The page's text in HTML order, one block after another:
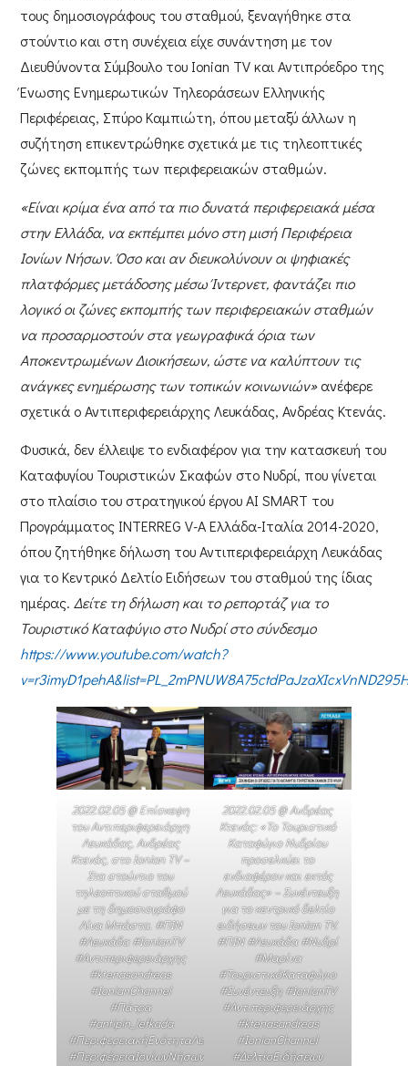
τους δημοσιογράφους του σταθμού, ξεναγήθηκε στα
στούντιο και στη συνέχεια είχε συνάντηση με τον
Διευθύνοντα Σύμβουλο του Ionian TV και Αντιπρόεδρο της
Ένωσης Ενημερωτικών Τηλεοράσεων Ελληνικής
Περιφέρειας, Σπύρο Καμπιώτη, όπου μεταξύ άλλων η
συζήτηση επικεντρώθηκε σχετικά με τις τηλεοπτικές
ζώνες εκπομπής των περιφερειακών σταθμών.
«Είναι κρίμα ένα από τα πιο δυνατά περιφερειακά μέσα
στην Ελλάδα, να εκπέμπει μόνο στη μισή Περιφέρεια
Ιονίων Νήσων. Όσο και αν διευκολύνουν οι ψηφιακές
πλατφόρμες μετάδοσης μέσω Ίντερνετ, φαντάζει πιο
λογικό οι ζώνες εκπομπής των περιφερειακών σταθμών
να προσαρμοστούν στα γεωγραφικά όρια των
Αποκεντρωμένων Διοικήσεων, ώστε να καλύπτουν τις
ανάγκες ενημέρωσης των τοπικών κοινωνιών»ανέφερε
σχετικά οΑντιπεριφερειάρχης Λευκάδας, Ανδρέας Κτενάς.
Φυσικά, δεν έλλειψε το ενδιαφέρον για την κατασκευή του
Καταφυγίου Τουριστικών Σκαφών στο Νυδρί, που γίνεται
στο πλαίσιο του στρατηγικού έργουAISMART του
Προγράμματος INTERREGV-A Ελλάδα-Ιταλία 2014-2020,
όπου ζητήθηκε δήλωση τουΑντιπεριφερειάρχη Λευκάδας
για τοΚεντρικό Δελτίο Ειδήσεων του σταθμού της ίδιας
ημέρας.Δείτε τη δήλωση και το ρεπορτάζ για το
Τουριστικό Καταφύγιο στο Νυδρί στο σύνδεσμο
https://www.youtube.com/watch?
2022.02.05 @ Επίσκεψη
του Αντιπεριφερειάρχη
Λευκάδας, Ανδρέας
Κτενάς, στο Ionian TV –
Στα στούντιο του
τηλεοπτικού σταθμού
με τη δημοσιογράφο
Λίνα Μπάστα. #ΠΙΝ​
#Λευκάδα​ #IonianTV
#Αντιπεριφερειάρχης
#ktenasandreas
#IonianChannel
#Πάτρα
#antipin_lefkada​
#ΠεριφερειακήΕνότηταΛευκάδας​
#ΠεριφέρειαΙονίωνΝήσων​
2022.02.05 @ Ανδρέας
Κτενάς: «Το Τουριστικό
Καταφύγιο Νυδρίου
προσελκύει το
ενδιαφέρον και εκτός
Λευκάδας» – Συνέντευξη
για το κεντρικό δελτίο
ειδήσεων του Ionian TV.
#ΠΙΝ​ #Λευκάδα​ #Νυδρί
#Μαρίνα
#ΤουριστικόΚαταφύγιο
#Συνέντευξη #IonianTV
#Αντιπεριφερειάρχης
#ktenasandreas
#IonianChannel
#ΔελτίοΕιδήσεων